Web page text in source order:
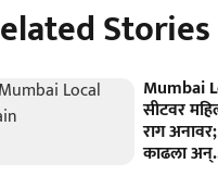
Stories
Mumbai
सीटवर
राग
काढला